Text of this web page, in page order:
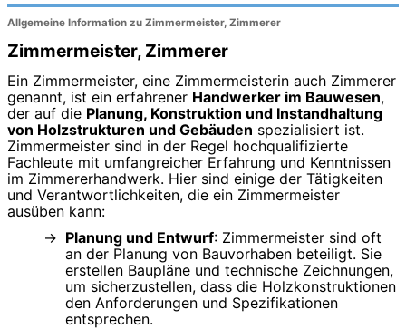
Allgemeine Information zu Zimmermeister, Zimmerer
Zimmermeister, Zimmerer
Ein Zimmermeister, eine Zimmermeisterin auch Zimmerer
genannt, ist ein erfahrener Handwerker im Bauwesen,
der auf die Planung, Konstruktion und Instandhaltung
von Holzstrukturen und Gebäuden spezialisiert ist.
Zimmermeister sind in der Regel hochqualifizierte
Fachleute mit umfangreicher Erfahrung und Kenntnissen
im Zimmererhandwerk. Hier sind einige der Tätigkeiten
und Verantwortlichkeiten, die ein Zimmermeister
ausüben kann:
Planung und Entwurf: Zimmermeister sind oft
an der Planung von Bauvorhaben beteiligt. Sie
erstellen Baupläne und technische Zeichnungen,
um sicherzustellen, dass die Holzkonstruktionen
den Anforderungen und Spezifikationen
entsprechen.